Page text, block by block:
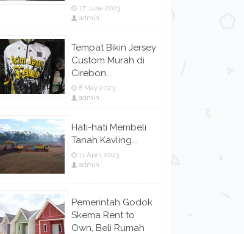
17 June 2023
admin
Tempat Bikin Jersey
Custom Murah di
Cirebon...
8 May 2023
admin
Hati-hati Membeli
Tanah Kavling...
11 April 2023
admin
Pemerintah Godok
Skema Rent to
Own, Beli Rumah